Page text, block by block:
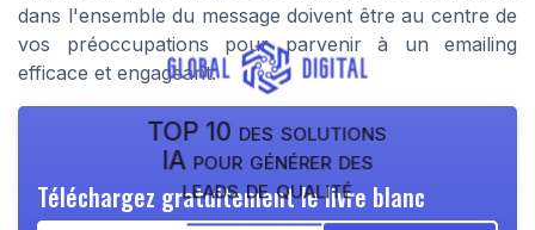
dans l'ensemble du message doivent être au centre de
vos préoccupations pour parvenir à un emailing
efficace et engageant.
TOP 10 des solutions
IA pour générer des
leads de qualité
Téléchargez gratuitement le livre blanc